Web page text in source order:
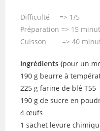
Difficulté => 1/5
Préparation => 15
Cuisson => 40
Ingrédients (pour un
190 g beurre à
225 g farine de blé T55
190 g de sucre en
4 œufs
1 sachet levure